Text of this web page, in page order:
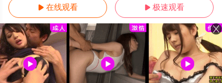
 在线观看  极速观看